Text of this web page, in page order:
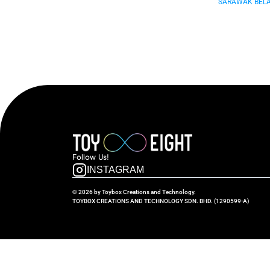
SARAWAK
Follow  Us!
INSTAGRAM
© 2026 by Toybox Creations and Technology.
TOYBOX CREATIONS AND TECHNOLOGY SDN. BHD. (1290599-A)